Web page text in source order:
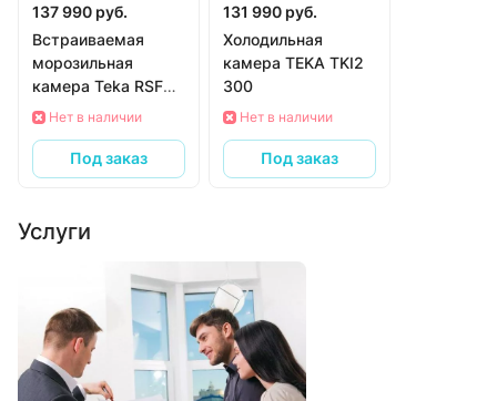
137 990 руб.
Встраиваемая
морозильная
камера Teka RSF
73350 FI
Нет в наличии
Под заказ
131 990 руб.
Холодильная
камера TEKA TKI2
300
Нет в наличии
Под заказ
Услуги